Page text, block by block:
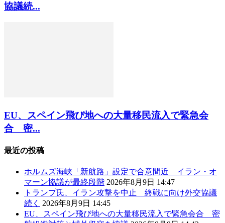
協議続...
EU、スペイン飛び地への大量移民流入で緊急会
合 密...
最近の投稿
ホルムズ海峡「新航路」設定で合意間近 イラン・オ
マーン協議が最終段階 2026年8月9日 14:47
トランプ氏、イラン攻撃を中止 終戦に向け外交協議
続く 2026年8月9日 14:45
EU、スペイン飛び地への大量移民流入で緊急会合 密